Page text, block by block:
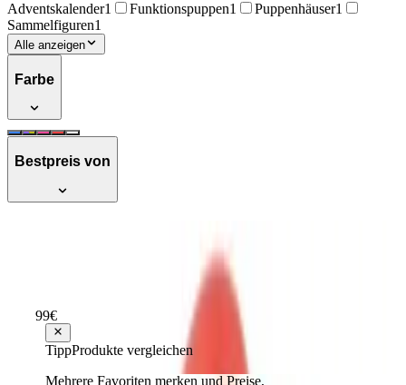
Adventskalender1 Funktionspuppen1 Puppenhäuser1
Sammelfiguren1
Alle anzeigen
Farbe
Bestpreis von
Hervorragend
99€
TippProdukte vergleichen
Mehrere Favoriten merken und Preise,